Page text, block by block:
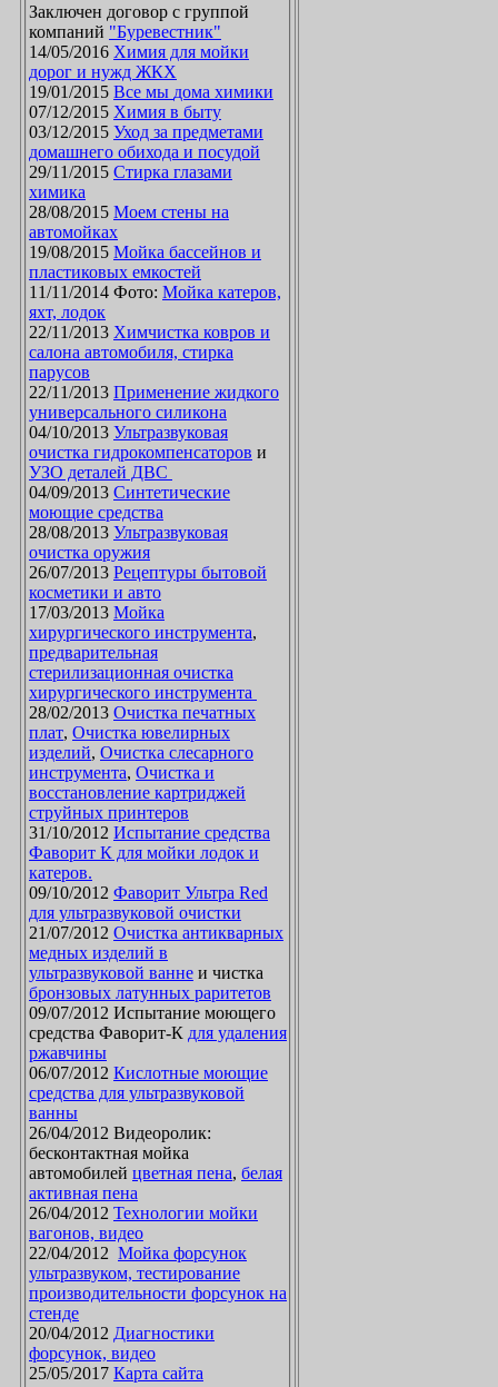
Заключен договор с группой
компаний "Буревестник"
14/05/2016 Химия для мойки
дорог и нужд ЖКХ
19/01/2015
Все мы дома химики
07/12/2015 Химия в быту
03/12/2015 Уход за предметами
домашнего обихода и посудой
29/11/2015 Стирка глазами
химика
28/08/2015 Моем стены на
автомойках
19/08/2015 Мойка бассейнов и
пластиковых емкостей
11/11/2014 Фото: Мойка катеров,
яхт, лодок
22/11/2013 Химчистка ковров и
салона автомобиля, стирка
парусов
22/11/2013 Применение жидкого
универсального силикона
04/10/2013 Ультразвуковая
очистка гидрокомпенсаторов и
УЗО деталей ДВС
04/09/2013 Синтетические
моющие средства
28/08/2013 Ультразвуковая
очистка оружия
26/07/2013 Рецептуры бытовой
косметики и авто
17/03/2013 Мойка
хирургического инструмента,
предварительная
стерилизационная очистка
хирургического инструмента
28/02/2013 Очистка печатных
плат, Очистка ювелирных
изделий, Очистка слесарного
инструмента, Очистка и
восстановление картриджей
струйных принтеров
31/10/2012 Испытание средства
Фаворит К для мойки лодок и
катеров.
09/10/2012 Фаворит Ультра Red
для ультразвуковой очистки
21/07/2012 Очистка антикварных
медных изделий в
ультразвуковой ванне и чистка
бронзовых латунных раритетов
09/07/2012 Испытание моющего
средства Фаворит-К для удаления
ржавчины
06/07/2012 Кислотные моющие
средства для ультразвуковой
ванны
26/04/2012 Видеоролик:
бесконтактная мойка
автомобилей цветная пена, белая
активная пена
26/04/2012 Технологии мойки
вагонов, видео
22/04/2012 Мойка форсунок
ультразвуком, тестирование
производительности форсунок на
стенде
20/04/2012 Диагностики
форсунок, видео
25/05/2017 Карта сайта